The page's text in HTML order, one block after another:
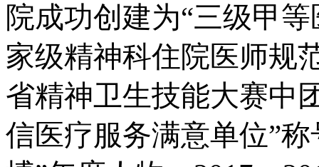
院成功创建为“三级甲
家级精神科住院医师规
省精神卫生技能大赛中
信医疗服务满意单位”